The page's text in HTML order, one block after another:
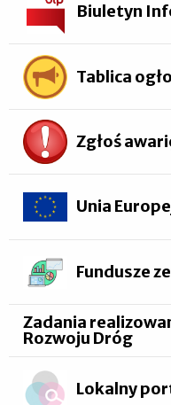
Biuletyn
Tablica
Zgłoś
Unia
Fundusze
Zadania
Rozwoju Dróg
Lokalny